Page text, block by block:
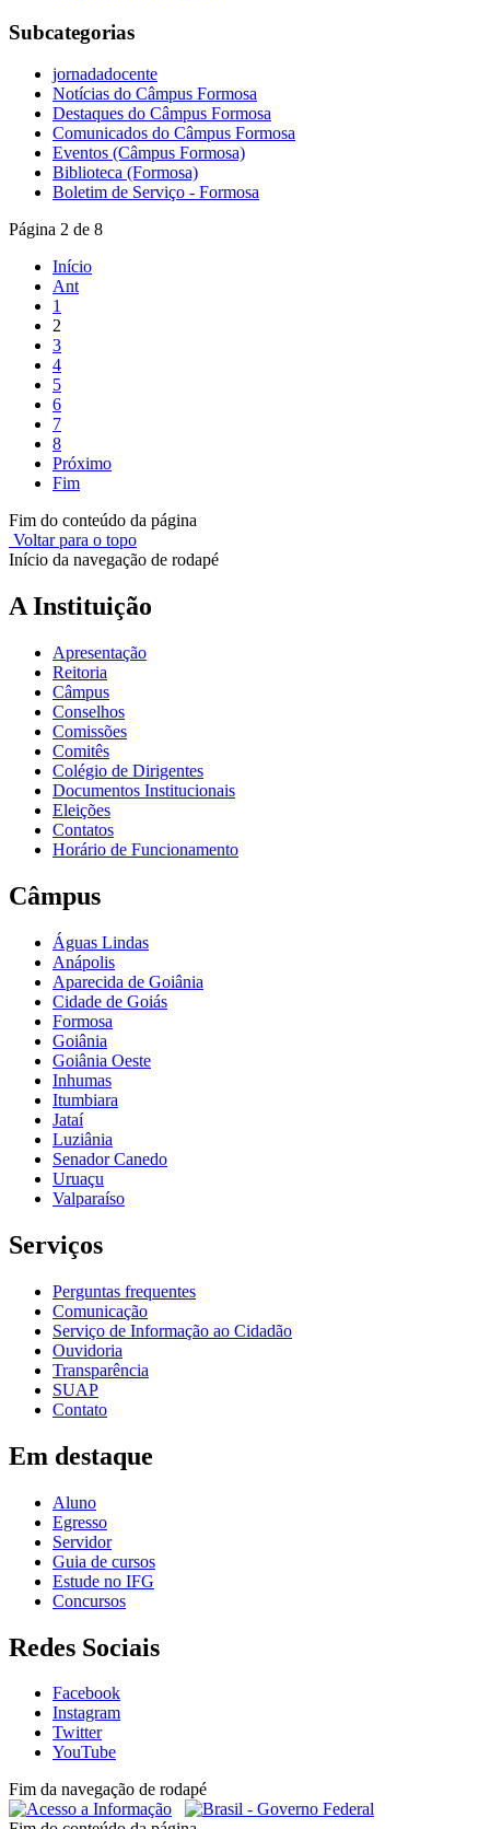
Subcategorias
jornadadocente
Notícias do Câmpus Formosa
Destaques do Câmpus Formosa
Comunicados do Câmpus Formosa
Eventos (Câmpus Formosa)
Biblioteca (Formosa)
Boletim de Serviço - Formosa
Página 2 de 8
Início
Ant
1
2
3
4
5
6
7
8
Próximo
Fim
Fim do conteúdo da página
Voltar para o topo
Início da navegação de rodapé
A Instituição
Apresentação
Reitoria
Câmpus
Conselhos
Comissões
Comitês
Colégio de Dirigentes
Documentos Institucionais
Eleições
Contatos
Horário de Funcionamento
Câmpus
Águas Lindas
Anápolis
Aparecida de Goiânia
Cidade de Goiás
Formosa
Goiânia
Goiânia Oeste
Inhumas
Itumbiara
Jataí
Luziânia
Senador Canedo
Uruaçu
Valparaíso
Serviços
Perguntas frequentes
Comunicação
Serviço de Informação ao Cidadão
Ouvidoria
Transparência
SUAP
Contato
Em destaque
Aluno
Egresso
Servidor
Guia de cursos
Estude no IFG
Concursos
Redes Sociais
Facebook
Instagram
Twitter
YouTube
Fim da navegação de rodapé